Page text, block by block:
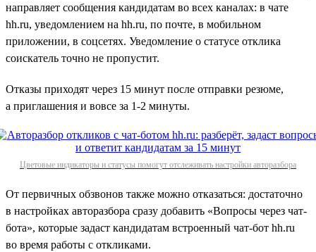
направляет сообщения кандидатам во всех каналах: в чате
hh.ru, уведомлением на hh.ru, по почте, в мобильном
приложении, в соцсетях. Уведомление о статусе отклика
соискатель точно не пропустит.
Отказы приходят через 15 минут после отправки резюме,
а приглашения и вовсе за 1‑2 минуты.
Цветовые индикаторы и статусы помогут отслеживать настройки авторазбора
От первичных обзвонов также можно отказаться: достаточно
в настройках авторазбора сразу добавить «Вопросы через чат-
бота», которые задаст кандидатам встроенный чат-бот hh.ru
во время работы с откликами.